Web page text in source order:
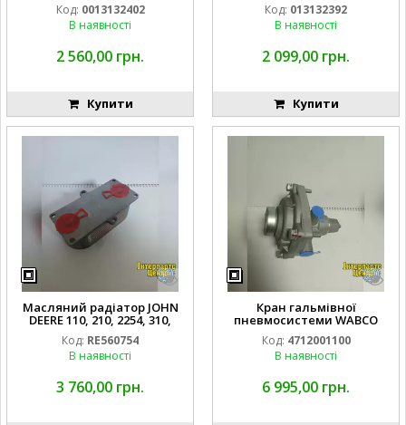
Код: 0013132402
В наявності
2 560,00 грн.
Купити
Код: 013132392
В наявності
2 099,00 грн.
Купити
Масляний радіатор JOHN
DEERE 110, 210, 2254, 310,
310L, 430, 400, 410L, 420,
4710, 510, 600, 630, 6010, 6010
SE, 6110, 6110 B, 6110 D, 6110
6110M, 6110MC, 6110R
Код: RE560754
В наявності
3 760,00 грн.
Кран гальмівної
пневмосистеми WABCO
AL68577 4712001100
7700051794 F385.880.020.060
T101913 COJALI
Код: 4712001100
В наявності
6 995,00 грн.